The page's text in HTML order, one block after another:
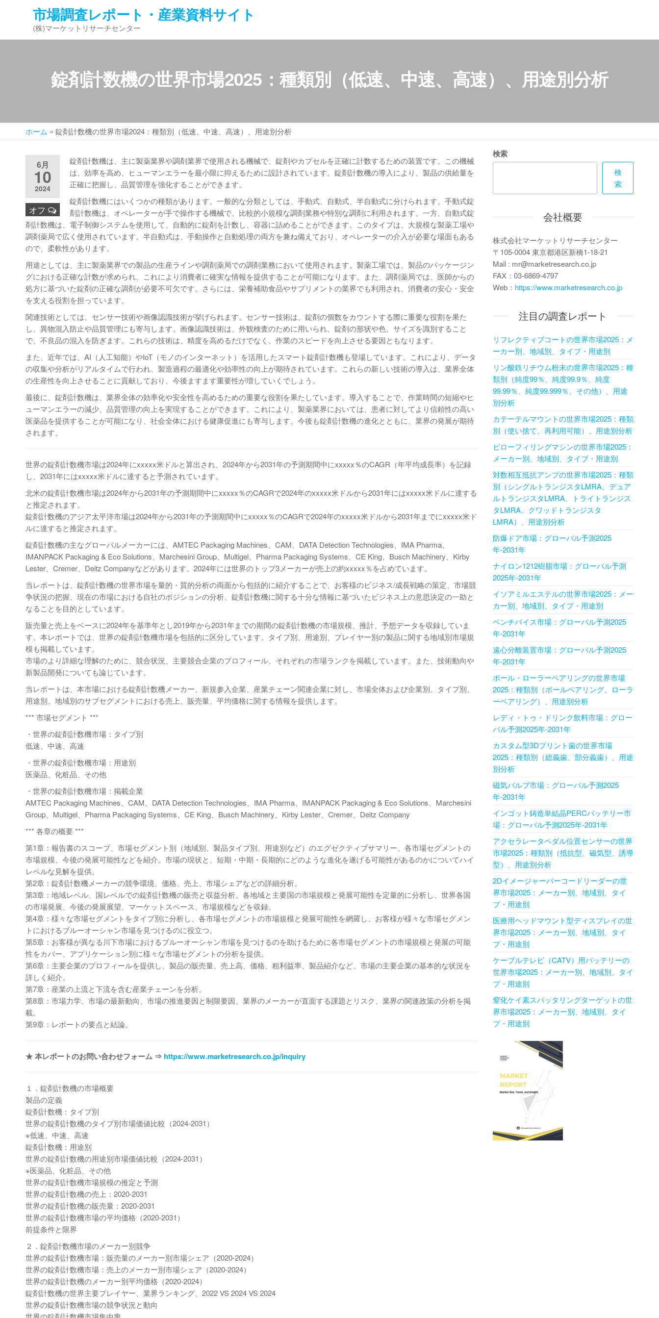
ン
市場調査レポート・産業資料サイト
(株)マーケットリサーチセンター
錠剤計数機の世界市場2025：種類別（低速、中速、高速）、用途別分析
ホーム » 錠剤計数機の世界市場2024：種類別（低速、中速、高速）、用途別分析
6月
10
2024
オフ
錠剤計数機は、主に製薬業界や調剤業界で使用される機械で、錠剤やカプセルを正確に計数するための装置です。この機械
は、効率を高め、ヒューマンエラーを最小限に抑えるために設計されています。錠剤計数機の導入により、製品の供給量を
正確に把握し、品質管理を強化することができます。
錠剤計数機にはいくつかの種類があります。一般的な分類としては、手動式、自動式、半自動式に分けられます。手動式錠
剤計数機は、オペレーターが手で操作する機械で、比較的小規模な調剤業務や特別な調剤に利用されます。一方、自動式錠
剤計数機は、電子制御システムを使用して、自動的に錠剤を計数し、容器に詰めることができます。このタイプは、大規模な製薬工場や
調剤薬局で広く使用されています。半自動式は、手動操作と自動処理の両方を兼ね備えており、オペレーターの介入が必要な場面もある
ので、柔軟性があります。
用途としては、主に製薬業界での製品の生産ラインや調剤薬局での調剤業務において使用されます。製薬工場では、製品のパッケージン
グにおける正確な計数が求められ、これにより消費者に確実な情報を提供することが可能になります。また、調剤薬局では、医師からの
処方に基づいた錠剤の正確な調剤が必要不可欠です。さらには、栄養補助食品やサプリメントの業界でも利用され、消費者の安心・安全
を支える役割を担っています。
関連技術としては、センサー技術や画像認識技術が挙げられます。センサー技術は、錠剤の個数をカウントする際に重要な役割を果た
し、異物混入防止や品質管理にも寄与します。画像認識技術は、外観検査のために用いられ、錠剤の形状や色、サイズを識別すること
で、不良品の混入を防ぎます。これらの技術は、精度を高めるだけでなく、作業のスピードを向上させる要因ともなります。
また、近年では、AI（人工知能）やIoT（モノのインターネット）を活用したスマート錠剤計数機も登場しています。これにより、データ
の収集や分析がリアルタイムで行われ、製造過程の最適化や効率性の向上が期待されています。これらの新しい技術の導入は、業界全体
の生産性を向上させることに貢献しており、今後ますます重要性が増していくでしょう。
最後に、錠剤計数機は、業界全体の効率化や安全性を高めるための重要な役割を果たしています。導入することで、作業時間の短縮やヒ
ューマンエラーの減少、品質管理の向上を実現することができます。これにより、製薬業界においては、患者に対してより信頼性の高い
医薬品を提供することが可能になり、社会全体における健康促進にも寄与します。今後も錠剤計数機の進化とともに、業界の発展が期待
されます。
世界の錠剤計数機市場は2024年にxxxxx米ドルと算出され、2024年から2031年の予測期間中にxxxxx％のCAGR（年平均成長率）を記録
し、2031年にはxxxxx米ドルに達すると予測されています。
北米の錠剤計数機市場は2024年から2031年の予測期間中にxxxxx％のCAGRで2024年のxxxxx米ドルから2031年にはxxxxx米ドルに達する
と推定されます。
錠剤計数機のアジア太平洋市場は2024年から2031年の予測期間中にxxxxx％のCAGRで2024年のxxxxx米ドルから2031年までにxxxxx米ド
ルに達すると推定されます。
錠剤計数機の主なグローバルメーカーには、AMTEC Packaging Machines、CAM、DATA Detection Technologies、IMA Pharma、
IMANPACK Packaging & Eco Solutions、Marchesini Group、Multigel、Pharma Packaging Systems、CE King、Busch Machinery、Kirby
Lester、Cremer、Deitz Companyなどがあります。2024年には世界のトップ3メーカーが売上の約xxxxx％を占めています。
当レポートは、錠剤計数機の世界市場を量的・質的分析の両面から包括的に紹介することで、お客様のビジネス/成長戦略の策定、市場競
争状況の把握、現在の市場における自社のポジションの分析、錠剤計数機に関する十分な情報に基づいたビジネス上の意思決定の一助と
なることを目的としています。
販売量と売上をベースに2024年を基準年とし2019年から2031年までの期間の錠剤計数機の市場規模、推計、予想データを収録していま
す。本レポートでは、世界の錠剤計数機市場を包括的に区分しています。タイプ別、用途別、プレイヤー別の製品に関する地域別市場規
模も掲載しています。
市場のより詳細な理解のために、競合状況、主要競合企業のプロフィール、それぞれの市場ランクを掲載しています。また、技術動向や
新製品開発についても論じています。
当レポートは、本市場における錠剤計数機メーカー、新規参入企業、産業チェーン関連企業に対し、市場全体および企業別、タイプ別、
用途別、地域別のサブセグメントにおける売上、販売量、平均価格に関する情報を提供します。
*** 市場セグメント ***
・世界の錠剤計数機市場：タイプ別
低速、中速、高速
・世界の錠剤計数機市場：用途別
医薬品、化粧品、その他
・世界の錠剤計数機市場：掲載企業
AMTEC Packaging Machines、CAM、DATA Detection Technologies、IMA Pharma、IMANPACK Packaging & Eco Solutions、Marchesini
Group、Multigel、Pharma Packaging Systems、CE King、Busch Machinery、Kirby Lester、Cremer、Deitz Company
*** 各章の概要 ***
第1章：報告書のスコープ、市場セグメント別（地域別、製品タイプ別、用途別など）のエグゼクティブサマリー、各市場セグメントの
市場規模、今後の発展可能性などを紹介。市場の現状と、短期・中期・長期的にどのような進化を遂げる可能性があるのかについてハイ
レベルな見解を提供。
第2章：錠剤計数機メーカーの競争環境、価格、売上、市場シェアなどの詳細分析。
第3章：地域レベル、国レベルでの錠剤計数機の販売と収益分析。各地域と主要国の市場規模と発展可能性を定量的に分析し、世界各国
の市場発展、今後の発展展望、マーケットスペース、市場規模などを収録。
第4章：様々な市場セグメントをタイプ別に分析し、各市場セグメントの市場規模と発展可能性を網羅し、お客様が様々な市場セグメン
トにおけるブルーオーシャン市場を見つけるのに役立つ。
第5章：お客様が異なる川下市場におけるブルーオーシャン市場を見つけるのを助けるために各市場セグメントの市場規模と発展の可能
性をカバー、アプリケーション別に様々な市場セグメントの分析を提供。
第6章：主要企業のプロフィールを提供し、製品の販売量、売上高、価格、粗利益率、製品紹介など、市場の主要企業の基本的な状況を
詳しく紹介。
第7章：産業の上流と下流を含む産業チェーンを分析。
第8章：市場力学、市場の最新動向、市場の推進要因と制限要因、業界のメーカーが直面する課題とリスク、業界の関連政策の分析を掲
載。
第9章：レポートの要点と結論。
★ 本レポートのお問い合わせフォーム ⇒ https://www.marketresearch.co.jp/inquiry
１．錠剤計数機の市場概要
製品の定義
錠剤計数機：タイプ別
世界の錠剤計数機のタイプ別市場価値比較（2024-2031）
※低速、中速、高速
錠剤計数機：用途別
世界の錠剤計数機の用途別市場価値比較（2024-2031）
※医薬品、化粧品、その他
世界の錠剤計数機市場規模の推定と予測
世界の錠剤計数機の売上：2020-2031
世界の錠剤計数機の販売量：2020-2031
世界の錠剤計数機市場の平均価格（2020-2031）
前提条件と限界
２．錠剤計数機市場のメーカー別競争
世界の錠剤計数機市場：販売量のメーカー別市場シェア（2020-2024）
世界の錠剤計数機市場：売上のメーカー別市場シェア（2020-2024）
世界の錠剤計数機のメーカー別平均価格（2020-2024）
錠剤計数機の世界主要プレイヤー、業界ランキング、2022 VS 2024 VS 2024
世界の錠剤計数機市場の競争状況と動向
検索
検
索
会社概要
株式会社マーケットリサーチセンター
〒105-0004 東京都港区新橋1-18-21
Mail : mr@marketresearch.co.jp
FAX：03-6869-4797
Web： https://www.marketresearch.co.jp
注目の調査レポート
リフレクティブコートの世界市場2025：メ
ーカー別、地域別、タイプ・用途別
リン酸鉄リチウム粉末の世界市場2025：種
類別（純度99％、純度99.9％、純度
99.99％、純度99.999％、その他）、用途
別分析
カテーテルマウントの世界市場2025：種類
別（使い捨て、再利用可能）、用途別分析
ピローフィリングマシンの世界市場2025：
メーカー別、地域別、タイプ・用途別
対数相互抵抗アンプの世界市場2025：種類
別（シングルトランジスタLMRA、デュア
ルトランジスタLMRA、トライトランジス
タLMRA、クワッドトランジスタ
LMRA）、用途別分析
防爆ドア市場：グローバル予測2025
年-2031年
ナイロン1212樹脂市場：グローバル予測
2025年-2031年
イソアミルエステルの世界市場2025：メー
カー別、地域別、タイプ・用途別
ベンチバイス市場：グローバル予測2025
年-2031年
遠心分離装置市場：グローバル予測2025
年-2031年
ボール・ローラーベアリングの世界市場
2025：種類別（ボールベアリング、ローラ
ーベアリング）、用途別分析
レディ・トゥ・ドリンク飲料市場：グロー
バル予測2025年-2031年
カスタム型3Dプリント歯の世界市場
2025：種類別（総義歯、部分義歯）、用途
別分析
磁気バルブ市場：グローバル予測2025
年-2031年
インゴット鋳造単結晶PERCバッテリー市
場：グローバル予測2025年-2031年
アクセラレータペダル位置センサーの世界
市場2025：種類別（抵抗型、磁気型、誘導
型）、用途別分析
2Dイメージャーバーコードリーダーの世
界市場2025：メーカー別、地域別、タイ
プ・用途別
医療用ヘッドマウント型ディスプレイの世
界市場2025：メーカー別、地域別、タイ
プ・用途別
ケーブルテレビ（CATV）用バッテリーの
世界市場2025：メーカー別、地域別、タイ
プ・用途別
窒化ケイ素スパッタリングターゲットの世
界市場2025：メーカー別、地域別、タイ
プ・用途別